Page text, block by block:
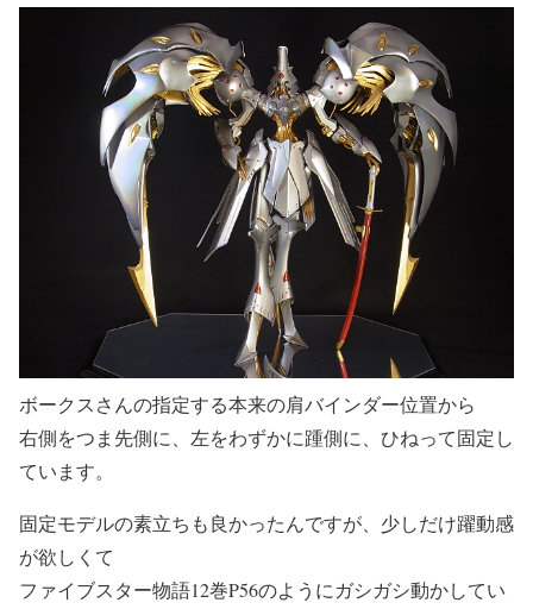
ボークスさんの指定する本来の肩バインダー位置から
右側をつま先側に、左をわずかに踵側に、ひねって固定し
ています。
固定モデルの素立ちも良かったんですが、少しだけ躍動感
が欲しくて
ファイブスター物語12巻P56のようにガシガシ動かしてい